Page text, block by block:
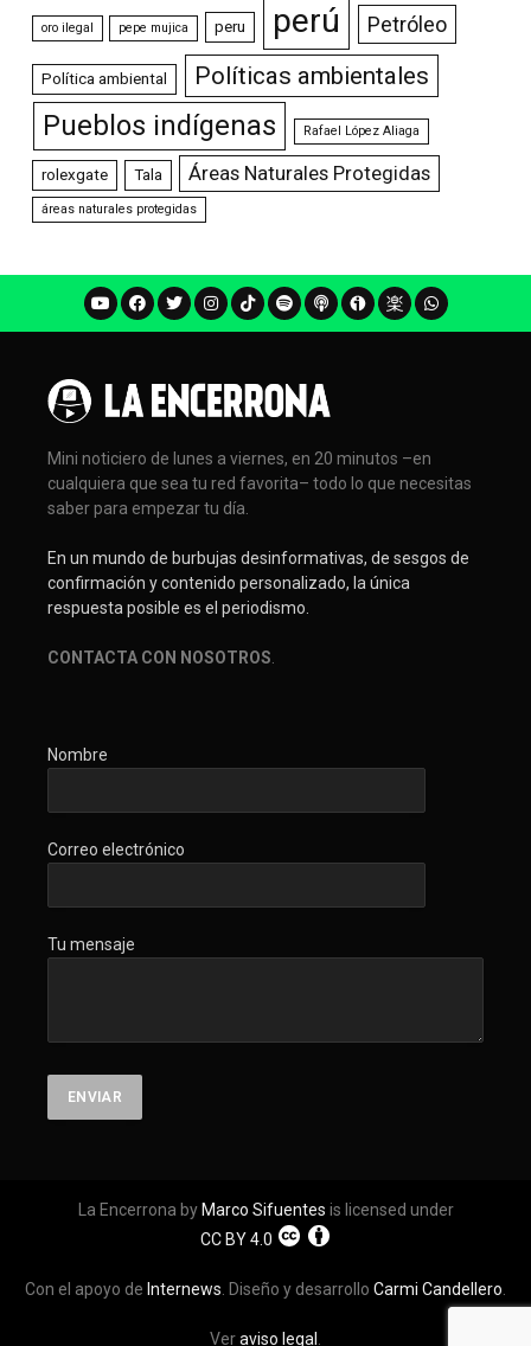
oro ilegal pepe mujica peru perú Petróleo
Política ambiental Políticas ambientales
Pueblos indígenas Rafael López Aliaga
rolexgate Tala Áreas Naturales Protegidas
áreas naturales protegidas
Mini noticiero de lunes a viernes, en 20 minutos –en
cualquiera que sea tu red favorita– todo lo que necesitas
saber para empezar tu día.
En un mundo de burbujas desinformativas, de sesgos de
confirmación y contenido personalizado, la única
respuesta posible es el periodismo.
CONTACTA CON NOSOTROS
Nombre
Correo electrónico
Tu mensaje
La Encerrona by Marco Sifuentes is licensed under
CC BY 4.0
Con el apoyo de Internews . Diseño y desarrollo Carmi Candellero
Veraviso legal